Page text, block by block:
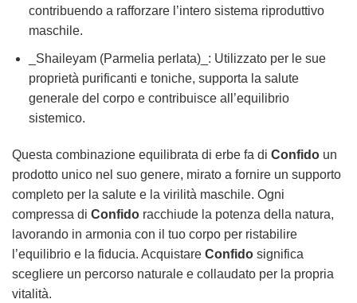
contribuendo a rafforzare l’intero sistema riproduttivo
maschile.
_Shaileyam (Parmelia perlata)_: Utilizzato per le sue
proprietà purificanti e toniche, supporta la salute
generale del corpo e contribuisce all’equilibrio
sistemico.
Questa combinazione equilibrata di erbe fa di Confido un
prodotto unico nel suo genere, mirato a fornire un supporto
completo per la salute e la virilità maschile. Ogni
compressa di Confido racchiude la potenza della natura,
lavorando in armonia con il tuo corpo per ristabilire
l’equilibrio e la fiducia. Acquistare Confido significa
scegliere un percorso naturale e collaudato per la propria
vitalità.